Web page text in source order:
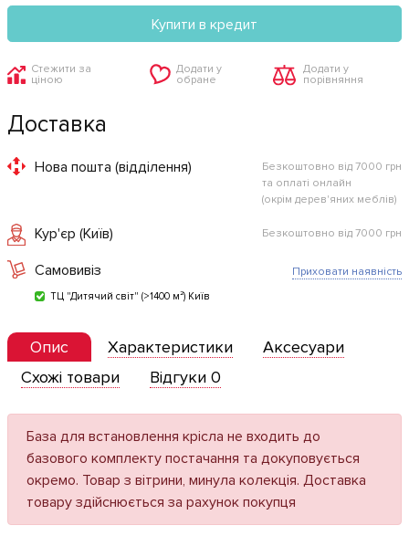
Купити в кредит
Стежити за
ціною
Додати у
обране
Додати у
порівняння
Доставка
Нова пошта (відділення)
Безкоштовно від 7000 грн
та оплаті онлайн
(окрім дерев'яних меблів)
Кур'єр (Київ) Безкоштовно від 7000 грн
Самовивіз
ТЦ "Дитячий світ" (>1400 м²) Київ
Приховати наявність
Опис Характеристики
Аксесуари
Схожі товари
Відгуки 0
База для встановлення крісла не входить до
базового комплекту постачання та докуповується
окремо. Товар з вітрини, минула колекція. Доставка
товару здійснюється за рахунок покупця